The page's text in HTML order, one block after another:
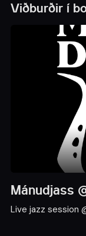
Viðburðir í
Mánudjass
Live jazz session